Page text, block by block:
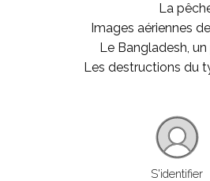
La
Images aériennes
Le Bangladesh,
Les destructions du
S'identifier